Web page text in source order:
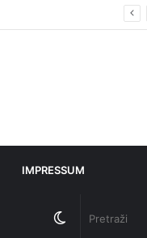
IMPRESSUM
Switch